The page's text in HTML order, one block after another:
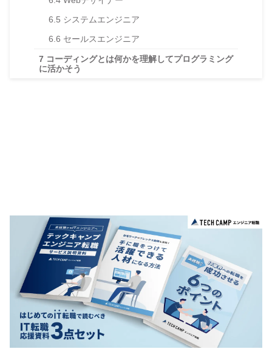
6.5 システムエンジニア
6.6 セールスエンジニア
7 コーディングとは何かを理解してプログラミング
に活かそう